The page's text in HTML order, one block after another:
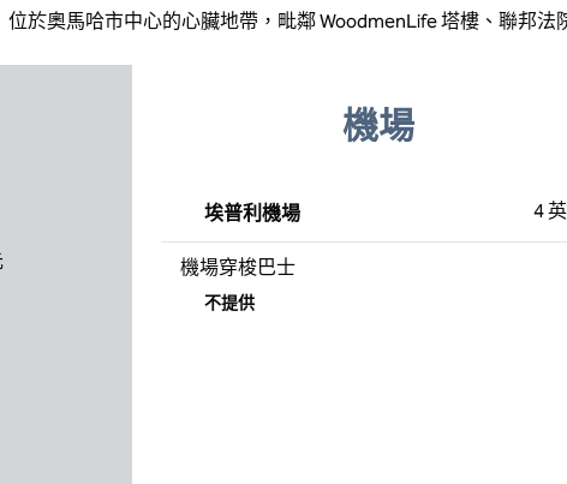
位於奧馬哈市中心的心臟地帶，毗鄰 WoodmenLife 塔樓、聯邦法
機場
埃普利機場 4
機場穿梭巴士
不提供